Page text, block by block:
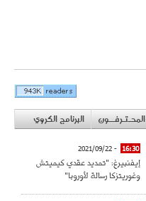
المحـتـرفــون البرنامج الكروي
16:30
- 2021/09/22
إيفنبيرغ: "تمديد عقدي كيميتش
وغوريتزكا رسالة لأوروبا"